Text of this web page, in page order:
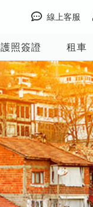
線上客服
護照簽證 租車